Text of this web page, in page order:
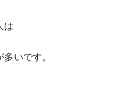
は
いです。